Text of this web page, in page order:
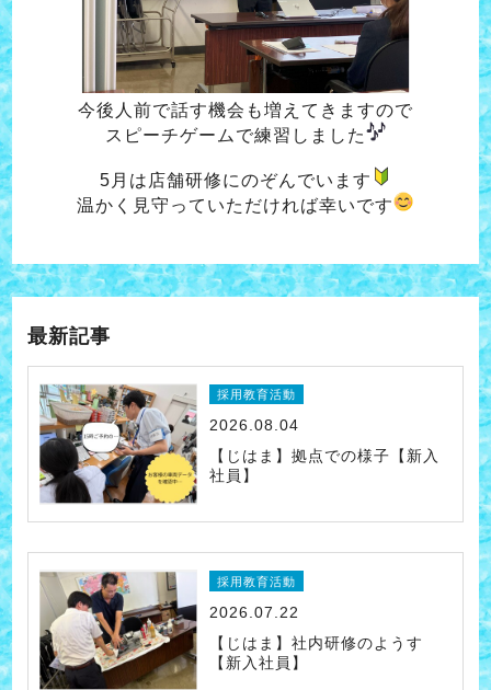
今後人前で話す機会も増えてきますので
スピーチゲームで練習しました
5月は店舗研修にのぞんでいます
温かく見守っていただければ幸いです
最新記事
採用教育活動
2026.08.04
【じはま】拠点での様子【新入
社員】
採用教育活動
2026.07.22
【じはま】社内研修のようす
【新入社員】